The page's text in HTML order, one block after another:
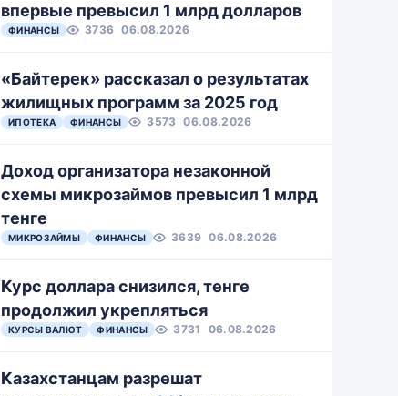
впервые превысил 1 млрд долларов
ФИНАНСЫ 3736 06.08.2026
«Байтерек» рассказал о результатах
жилищных программ за 2025 год
ИПОТЕКА ФИНАНСЫ 3573 06.08.2026
Доход организатора незаконной
схемы микрозаймов превысил 1 млрд
тенге
МИКРОЗАЙМЫ ФИНАНСЫ 3639 06.08.2026
Курс доллара снизился, тенге
продолжил укрепляться
КУРСЫ ВАЛЮТ ФИНАНСЫ 3731 06.08.2026
Казахстанцам разрешат